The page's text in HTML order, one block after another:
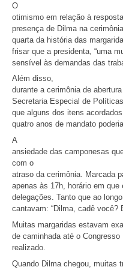
O
otimismo em relação à
presença de Dilma na
quarta da história das
frisar que a presidenta, “uma
sensível às demandas das
Além disso,
durante a cerimônia de
Secretaria Especial de
que alguns dos itens
quatro anos de mandato
A
ansiedade das camponesas
com o
atraso da cerimônia. Marcada
apenas às 17h, horário em
delegações. Tanto que ao
cantavam: “Dilma, cadê você?
Muitas margaridas estavam
de caminhada até o
realizado.
Quando Dilma chegou, muitas